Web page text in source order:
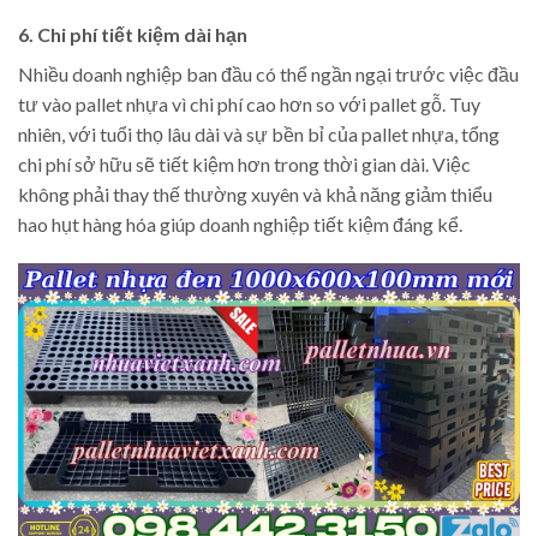
6. Chi phí tiết kiệm dài hạn
Nhiều doanh nghiệp ban đầu có thể ngần ngại trước việc đầu
tư vào pallet nhựa vì chi phí cao hơn so với pallet gỗ. Tuy
nhiên, với tuổi thọ lâu dài và sự bền bỉ của pallet nhựa, tổng
chi phí sở hữu sẽ tiết kiệm hơn trong thời gian dài. Việc
không phải thay thế thường xuyên và khả năng giảm thiểu
hao hụt hàng hóa giúp doanh nghiệp tiết kiệm đáng kể.